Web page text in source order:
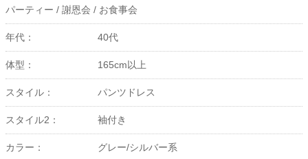
パーティー / 謝恩会 / お食事会
年代： 40代
体型： 165cm以上
スタイル： パンツドレス
スタイル2： 袖付き
カラー： グレー/シルバー系